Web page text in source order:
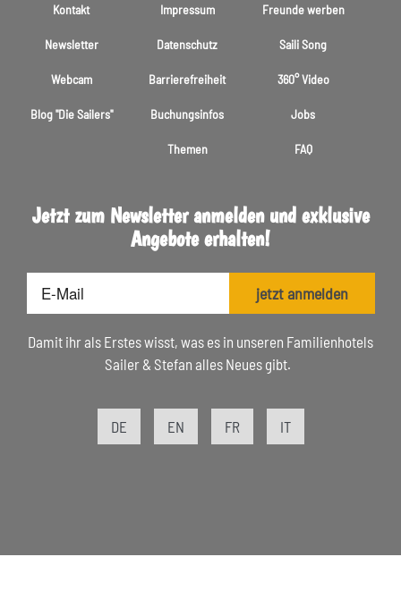
Kontakt
Newsletter
Webcam
Blog "Die Sailers"
Impressum
Datenschutz
Barrierefreiheit
Buchungsinfos
Themen
Freunde werben
Saili Song
360° Video
Jobs
FAQ
Jetzt zum Newsletter anmelden und exklusive
Angebote erhalten!
jetzt anmelden
Damit ihr als Erstes wisst, was es in unseren Familienhotels
Sailer & Stefan alles Neues gibt.
DE EN FR IT